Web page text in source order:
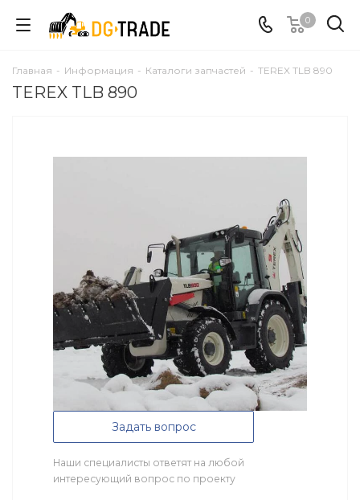
0
Главная - Информация - Каталоги запчастей - TEREX TLB 890
TEREX TLB 890
Задать вопрос
Наши специалисты ответят на любой
интересующий вопрос по проекту